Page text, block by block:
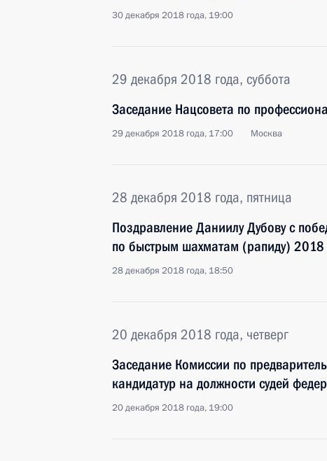
30 декабря 2018 года, 19:00
29 декабря 2018 года, суббота
Заседание Нацсовета по
29 декабря 2018 года, 17:00 Москва
28 декабря 2018 года, пятница
Поздравление Даниилу Дубову с
по быстрым шахматам (рапиду) 2018
28 декабря 2018 года, 18:50
20 декабря 2018 года, четверг
Заседание Комиссии по
кандидатур на должности судей
20 декабря 2018 года, 19:00